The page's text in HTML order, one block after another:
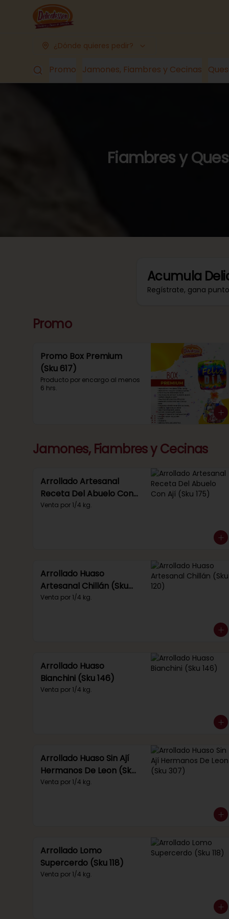
¿Dónde quieres pedir?
Promo Jamones, Fiambres y Cecinas
Fiambres y
Acumula
Regístrate, gana
Promo
Promo Box Premium
(Sku 617)
Producto por encargo al menos
6 hrs.
Jamones, Fiambres y Cecinas
Arrollado Artesanal
Receta Del Abuelo Con
Ají (Sku 175)
Venta por 1/4 kg.
Arrollado Huaso
Artesanal Chillán (Sku
120)
Venta por 1/4 kg.
Arrollado Huaso
Bianchini (Sku 146)
Venta por 1/4 kg.
Arrollado Huaso Sin Ají
Hermanos De Leon (Sku
307)
Venta por 1/4 kg.
Arrollado Lomo
Supercerdo (Sku 118)
Venta por 1/4 kg.